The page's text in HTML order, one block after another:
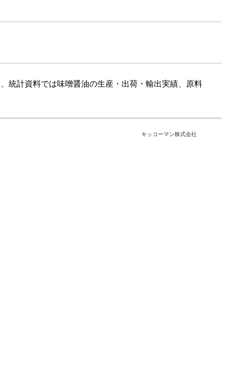
統計資料では味噌醤油の生産・出荷・輸出実績、原料
キッコーマン株式会社